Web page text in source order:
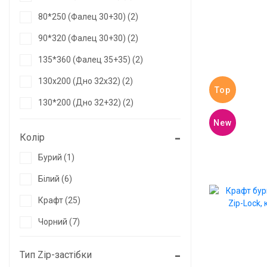
80*250 (фалец 30+30) (2)
90*320 (фалец 30+30) (2)
135*360 (фалец 35+35) (2)
130х200 (дно 32х32) (2)
130*200 (дно 32+32) (2)
140*240(дно 40+40) (1)
Колір
Бурий (1)
Білий (6)
Крафт (25)
Чорний (7)
Тип Zip-застібки
Top
New